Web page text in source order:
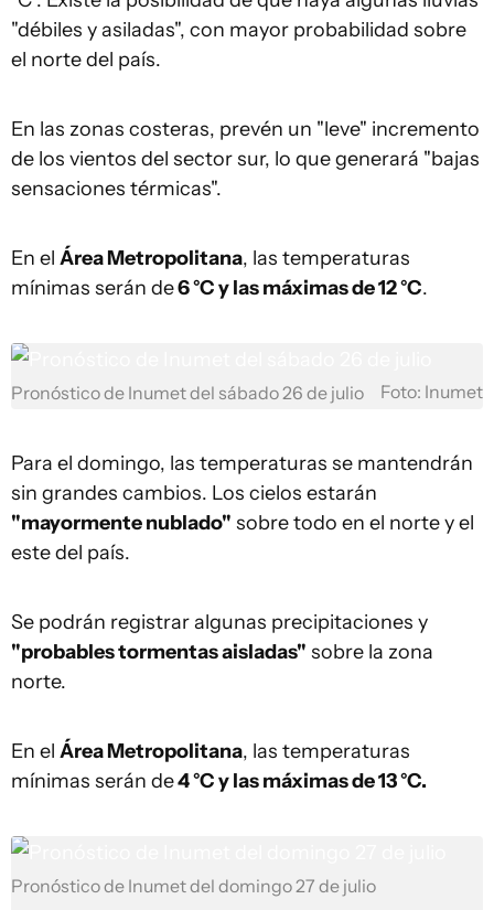
"débiles y asiladas", con mayor probabilidad sobre
el norte del país.
En las zonas costeras, prevén un "leve" incremento
de los vientos del sector sur, lo que generará "bajas
sensaciones térmicas".
En el Área Metropolitana, las temperaturas
mínimas serán de6 °C y las máximas de 12 °C.
Pronóstico de Inumet del sábado 26 de julio Foto: Inumet
Para el domingo, las temperaturas se mantendrán
sin grandes cambios. Los cielos estarán
"mayormente nublado" sobre todo en el norte y el
este del país.
Se podrán registrar algunas precipitaciones y
"probables tormentas aisladas" sobre la zona
norte.
En el Área Metropolitana, las temperaturas
mínimas serán de4 °C y las máximas de 13 °C.
Pronóstico de Inumet del domingo 27 de julio